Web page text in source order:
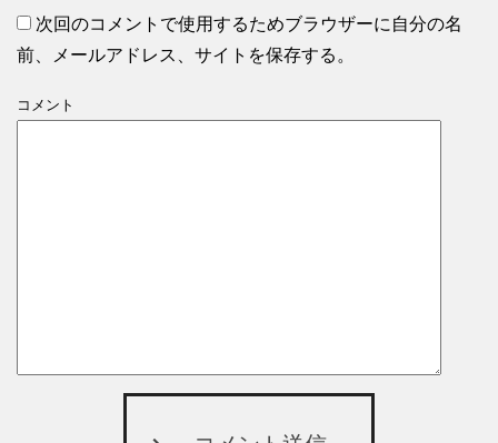
次回のコメントで使用するためブラウザーに自分の名
前、メールアドレス、サイトを保存する。
コメント